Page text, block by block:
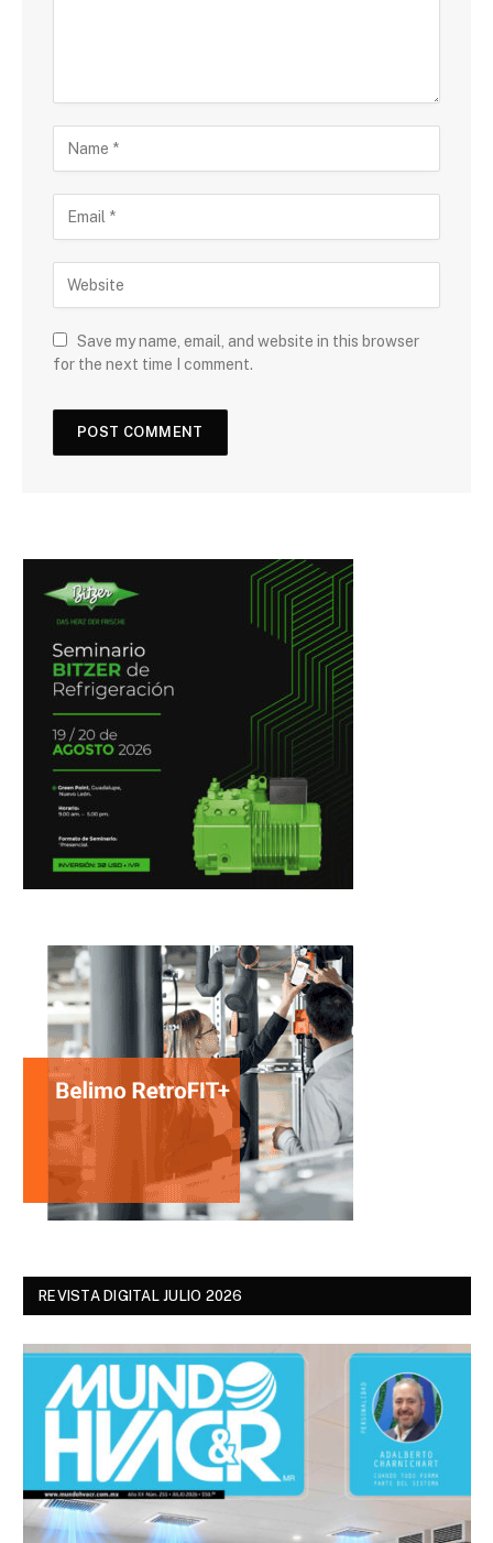
Save my name, email, and website in this browser
for the next time I comment.
REVISTA DIGITAL JULIO 2026